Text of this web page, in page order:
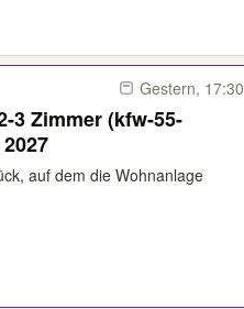
Gestern, 17:30
3 Zimmer (kfw-55-
auf dem die Wohnanlage